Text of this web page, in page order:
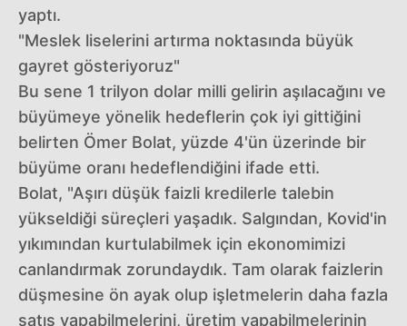
yaptı.
"Meslek liselerini artırma noktasında büyük
gayret gösteriyoruz"
Bu sene 1 trilyon dolar milli gelirin aşılacağını ve
büyümeye yönelik hedeflerin çok iyi gittiğini
belirten Ömer Bolat, yüzde 4'ün üzerinde bir
büyüme oranı hedeflendiğini ifade etti.
Bolat, "Aşırı düşük faizli kredilerle talebin
yükseldiği süreçleri yaşadık. Salgından, Kovid'in
yıkımından kurtulabilmek için ekonomimizi
canlandırmak zorundaydık. Tam olarak faizlerin
düşmesine ön ayak olup işletmelerin daha fazla
satış yapabilmelerini, üretim yapabilmelerinin